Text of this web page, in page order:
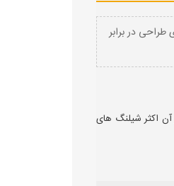
در برابر
آن اکثر شیلنگ های